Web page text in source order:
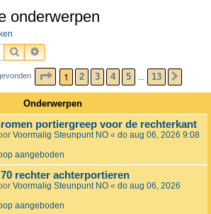
onderwerpen
ZOEKUITGEBREID ZOEKEN
PAGINA VAN 13
1 2 3 4 5 13
Onderwerpen
portiergreep voor de rechterkant
Voormalig Steunpunt NO « do aug 06, 2026 9:08
aangeboden
rechter achterportieren
Voormalig Steunpunt NO « do aug 06, 2026
aangeboden